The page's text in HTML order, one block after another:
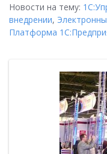
Новости на тему:
внедрении,
Платформа